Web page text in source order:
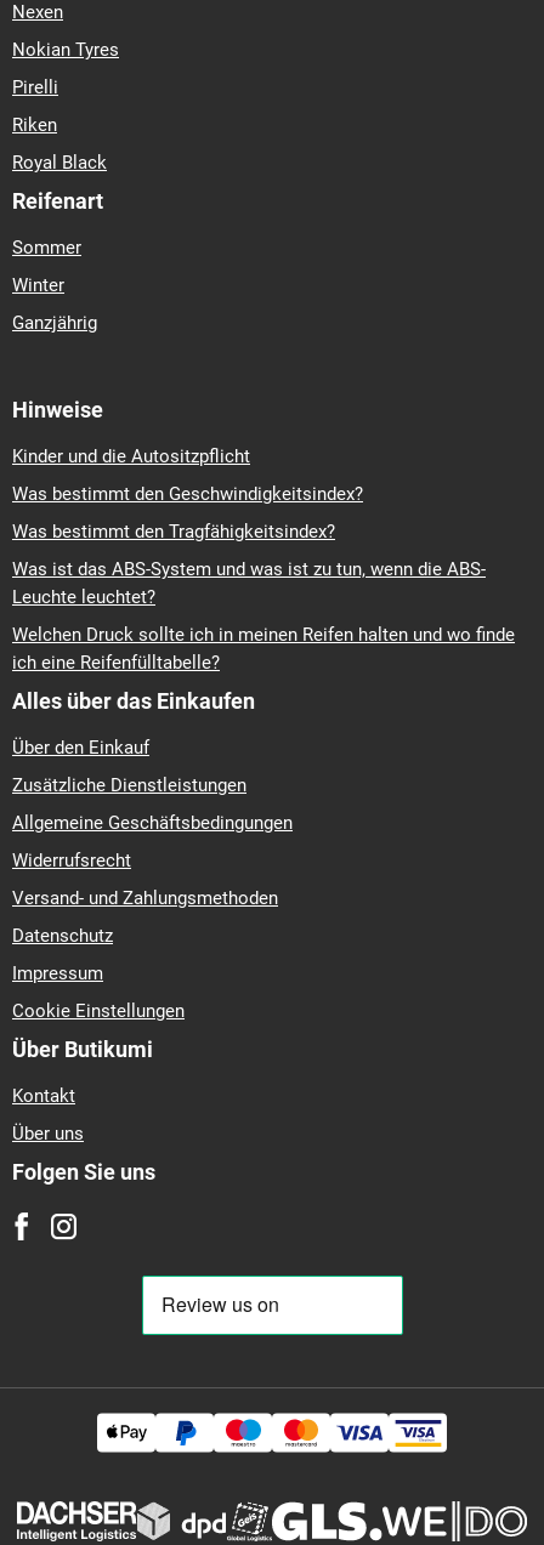
Nexen
Nokian Tyres
Pirelli
Riken
Royal Black
Reifenart
Sommer
Winter
Ganzjährig
Hinweise
Kinder und die Autositzpflicht
Was bestimmt den Geschwindigkeitsindex?
Was bestimmt den Tragfähigkeitsindex?
Was ist das ABS-System und was ist zu tun, wenn die ABS-
Leuchte leuchtet?
Welchen Druck sollte ich in meinen Reifen halten und wo finde
ich eine Reifenfülltabelle?
Alles über das Einkaufen
Über den Einkauf
Zusätzliche Dienstleistungen
Allgemeine Geschäftsbedingungen
Widerrufsrecht
Versand- und Zahlungsmethoden
Datenschutz
Impressum
Cookie Einstellungen
Über Butikumi
Kontakt
Über uns
Folgen Sie uns